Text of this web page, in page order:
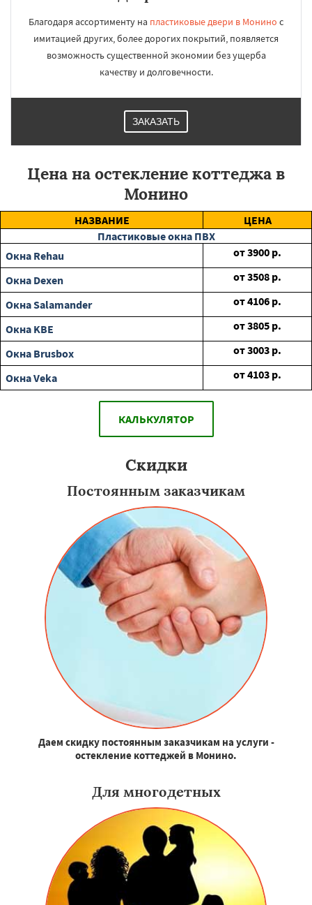
Благодаря ассортименту на пластиковые двери в Монино с
имитацией других, более дорогих покрытий, появляется
возможность существенной экономии без ущерба
качеству и долговечности.
ЗАКАЗАТЬ
Цена на остекление коттеджа в
Монино
НАЗВАНИЕ
ЦЕНА
Пластиковые окна ПВХ
Окна Rehau
от3900 р.
Окна Dexen
от3508 р.
Окна Salamander
от4106 р.
Окна KBE
от3805 р.
Окна Brusbox
от3003 р.
Окна Veka
от4103 р.
КАЛЬКУЛЯТОР
Скидки
Постоянным заказчикам
Даем скидку постоянным заказчикам на услуги -
остекление коттеджей в Монино.
Для многодетных